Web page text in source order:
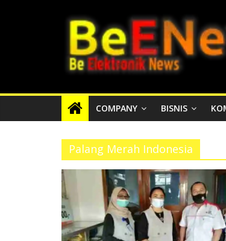
BEENEWS.ID
Media
Informasi
Nasional
dan
Internasional
COMPANY BISNIS
Palang Merah Indonesia